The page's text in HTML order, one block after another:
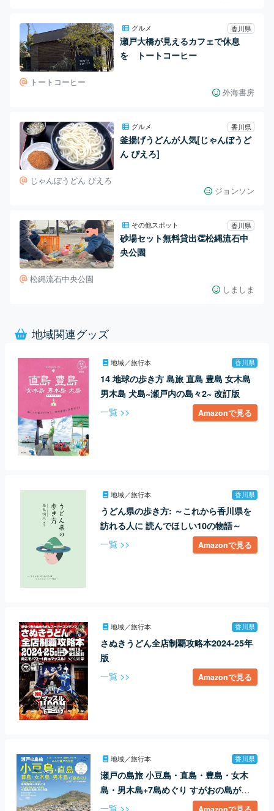
グルメ 香川県
瀬戸大橋が見えるカフェで休息
を トートコーヒー
トートコーヒー
外海書房
グルメ 香川県
釜揚げうどんが人気[じゃんぼうど
ん ぴえろ]
じゃんぼうどん ぴえろ
ジョンソン
その他スポット 香川県
砂場セット無料貸出👏松縄流石中
央公園
松縄流石中央公園
しましま
地域関連グッズ
地域／旅行本 香川県
14 地球の歩き方 島旅 直島 豊島 女木島
男木島 犬島~瀬戸内の島々2~ 改訂版
一覧 >> Amazonで見る
地域／旅行本 香川県
うどん県の歩き方: ～これから香川県を
訪れる人に 読んでほしい10の物語～
一覧 >> Amazonで見る
地域／旅行本 香川県
さぬきうどん全店制覇攻略本2024-25年
版
一覧 >> Amazonで見る
地域／旅行本 香川県
瀬戸の島旅 小豆島・直島・豊島・女木
島・男木島+7島めぐり すがおの島がや
っぱり楽しい! !
一覧 >>